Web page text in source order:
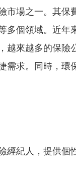
市場之一。其保
多個領域。近年
越來越多的保險
需求。同時，環
經紀人，提供